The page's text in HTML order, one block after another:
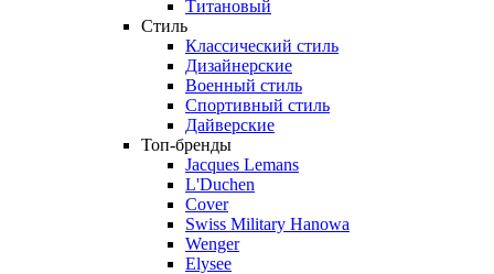
Титановый
Стиль
Классический стиль
Дизайнерские
Военный стиль
Спортивный стиль
Дайверские
Топ-бренды
Jacques Lemans
L'Duchen
Cover
Swiss Military Hanowa
Wenger
Elysee